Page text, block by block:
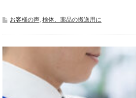
お客様の声, 検体、薬品の搬送用に